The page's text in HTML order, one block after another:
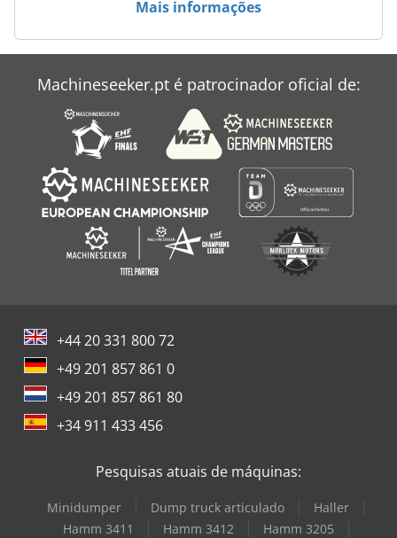
Case Ih Mx 150
Case Ih Mx 230
Case Ih Mxm 130
Mais informações
Machineseeker.pt é patrocinador oficial de:
+44 20 331 800 72
+49 201 857 861 0
+49 201 857 861 80
+34 911 433 456
Pesquisas atuais de máquinas:
Minidumper Dump truck articulado
Haller
Hamm 3411
Hamm 3412
Hamm 3205